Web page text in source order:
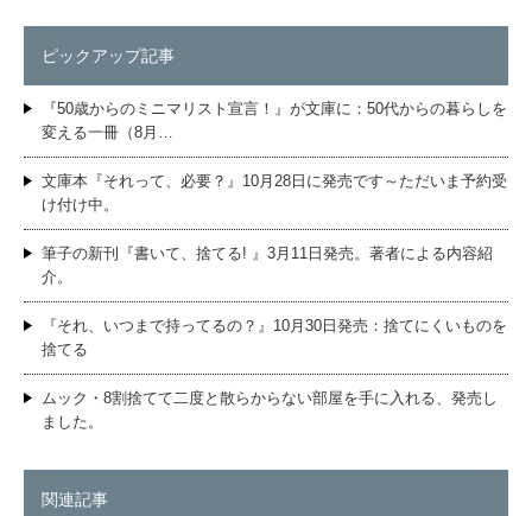
ピックアップ記事
『50歳からのミニマリスト宣言！』が文庫に：50代からの暮らしを
変える一冊（8月…
文庫本『それって、必要？』10月28日に発売です～ただいま予約受
け付け中。
筆子の新刊『書いて、捨てる! 』3月11日発売。著者による内容紹
介。
『それ、いつまで持ってるの？』10月30日発売：捨てにくいものを
捨てる
ムック・8割捨てて二度と散らからない部屋を手に入れる、発売し
ました。
関連記事